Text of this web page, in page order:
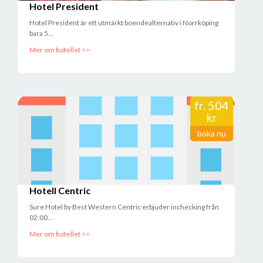
Hotel President
Hotel President är ett utmärkt boendealternativ i Norrköping
bara 5...
Mer om hotellet >>
fr.504
kr
boka nu
Hotell Centric
Sure Hotel by Best Western Centric erbjuder inchecking från
02:00...
Mer om hotellet >>